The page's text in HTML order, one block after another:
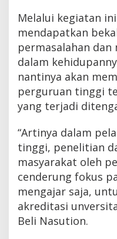
a
t
'
Melalui kegiatan
mendapatkan
permasalahan
dalam
nantinya akan
perguruan tinggi
yang terjadi
“Artinya dalam
tinggi, penelitian
masyarakat oleh
cenderung fokus
mengajar saja,
akreditasi
Beli Nasution.